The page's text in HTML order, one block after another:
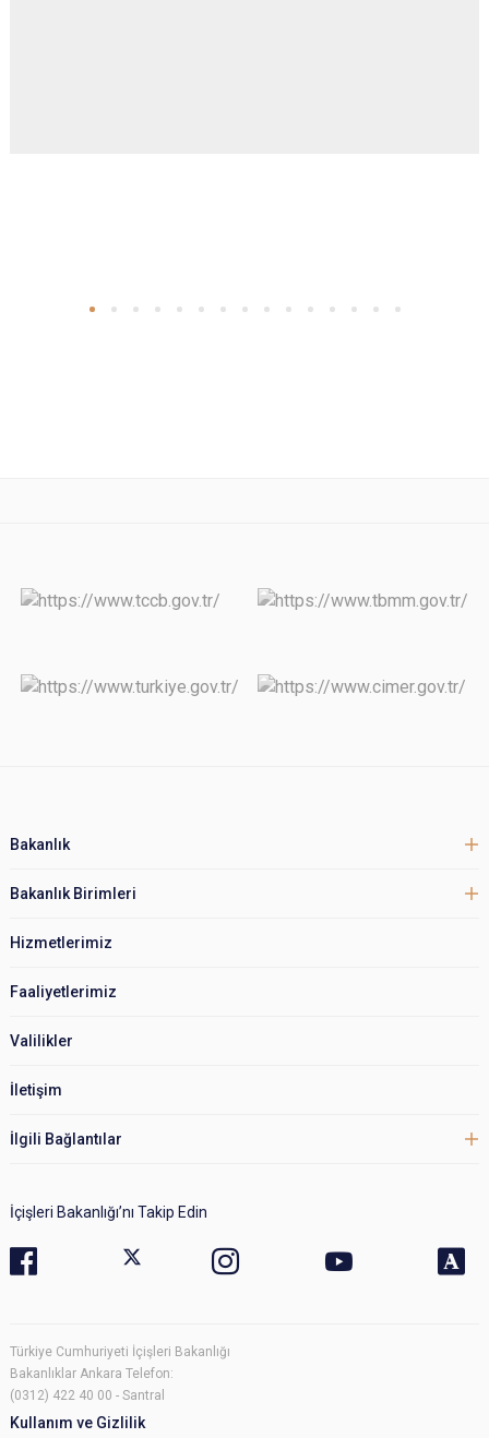
Bakanlık
Bakanlık Birimleri
Hizmetlerimiz
Faaliyetlerimiz
Valilikler
İletişim
İlgili Bağlantılar
İçişleri Bakanlığı’nı Takip Edin
Türkiye Cumhuriyeti İçişleri Bakanlığı
Bakanlıklar Ankara Telefon:
(0312) 422 40 00 - Santral
Kullanım ve Gizlilik